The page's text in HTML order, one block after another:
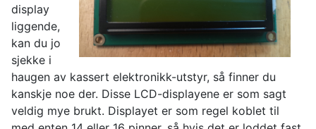
display
liggende,
kan du jo
sjekke i
haugen av kassert elektronikk-utstyr, så finner du
kanskje noe der. Disse LCD-displayene er som sagt
veldig mye brukt. Displayet er som regel koblet til